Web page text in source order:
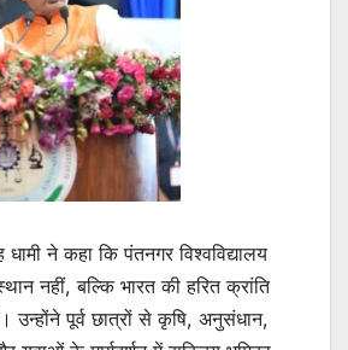
ने कहा कि पंतनगर विश्वविद्यालय
नहीं, बल्कि भारत की हरित क्रांति
उन्होंने पूर्व छात्रों से कृषि, अनुसंधान,